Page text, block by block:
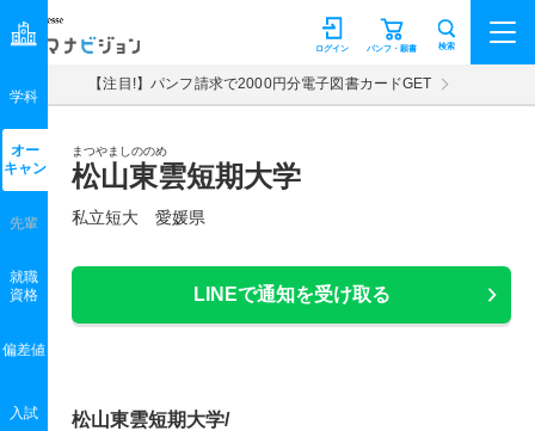
マナビジョン パンフ・願書
ログイン 検索
【注目!】パンフ請求で2000円分電子図書カードGET
まつやましののめ
松山東雲短期大学
私立短大 愛媛県
LINEで通知を受け取る
学科
オー
キャン
先輩
就職
資格
偏差値
入試 松山東雲短期大学/